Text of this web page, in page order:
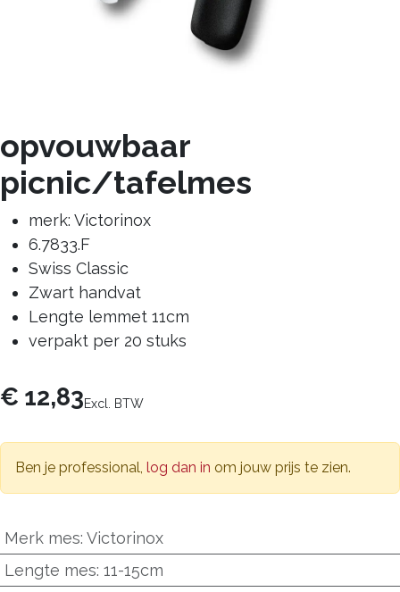
opvouwbaar
picnic/tafelmes
merk: Victorinox
6.7833.F
Swiss Classic
Zwart handvat
Lengte lemmet 11cm
verpakt per 20 stuks
€ 12,83Excl. BTW
Ben je professional, log dan in om jouw prijs te zien.
Merk mes: Victorinox
Lengte mes: 11-15cm